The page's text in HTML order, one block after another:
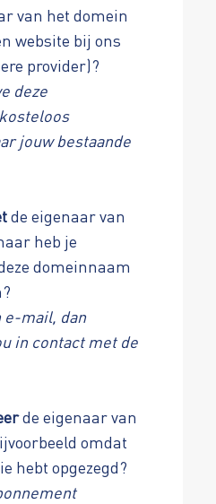
van het domein
website bij ons
provider)?
deze
jouw bestaande
de eigenaar van
heb je
domeinnaam
e-mail, dan
in contact met de
de eigenaar van
omdat
hebt opgezegd?